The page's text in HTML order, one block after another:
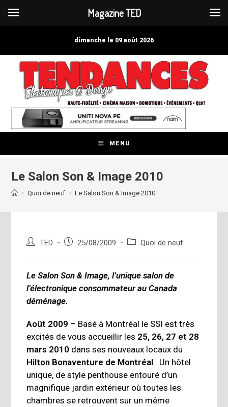
dimanche le 09 août 2026
MENU
Le Salon Son & Image 2010
> Quoi de neuf > Le Salon Son & Image 2010
Auteur/autrice
publication :
TED
Publication
25/08/2009
PostQuoi de neuf
Le Salon Son & Image, l’unique salon de
l’électronique consommateur au Canada
déménage.
Août 2009 – Basé à Montréal le SSI est très
excités de vous accueillir les 25, 26, 27 et 28
mars 2010 dans ses nouveaux locaux du
Hilton Bonaventure de Montréal. Un hôtel
unique, de style penthouse entouré d’un
magnifique jardin extérieur où toutes les
chambres se retrouvent sur un même
Magazine TED